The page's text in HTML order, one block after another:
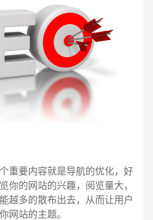
要内容就是导航的优化，好
你的网站的兴趣，阅览量大，
越多的散布出去，从而让用户
网站的主题。
司名称 名字